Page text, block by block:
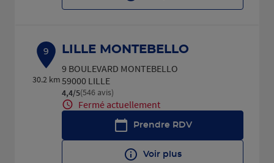
9
30.2 km
LILLE MONTEBELLO
9 BOULEVARD MONTEBELLO
59000 LILLE
4,4/5Note de 4.4 sur 5
(546 avis)
Fermé actuellement
Prendre RDV
Voir plus